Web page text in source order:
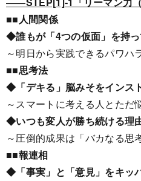
■■人間関係
◆誰もが「4つの仮面」を持
～明日から実践できるパワハ
■■思考法
◆「デキる」脳みそをインス
～スマートに考える人とただ
◆いつも変人が勝ち続ける理
～圧倒的成果は「バカなる思
■■報連相
◆「事実」と「意見」をキッ